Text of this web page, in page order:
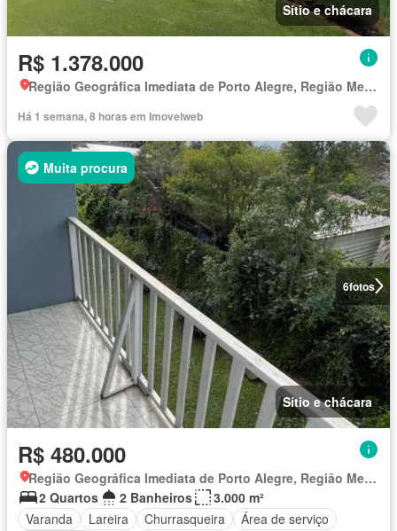
Sítio e chácara
R$ 1.378.000
Região Geográfica Imediata de Porto Alegre, Região Metropolitana de Porto Alegre
Há 1 semana, 8 horas em Imovelweb
6fotos
Muita procura
Sítio e chácara
R$ 480.000
Região Geográfica Imediata de Porto Alegre, Região Metropolitana de Porto Alegre
2 Quartos
2 Banheiros
3.000 m²
Varanda
Lareira Churrasqueira
Área de serviço